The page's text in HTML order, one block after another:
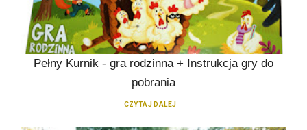
Pełny Kurnik - gra rodzinna + Instrukcja gry do
pobrania
CZYTAJ DALEJ